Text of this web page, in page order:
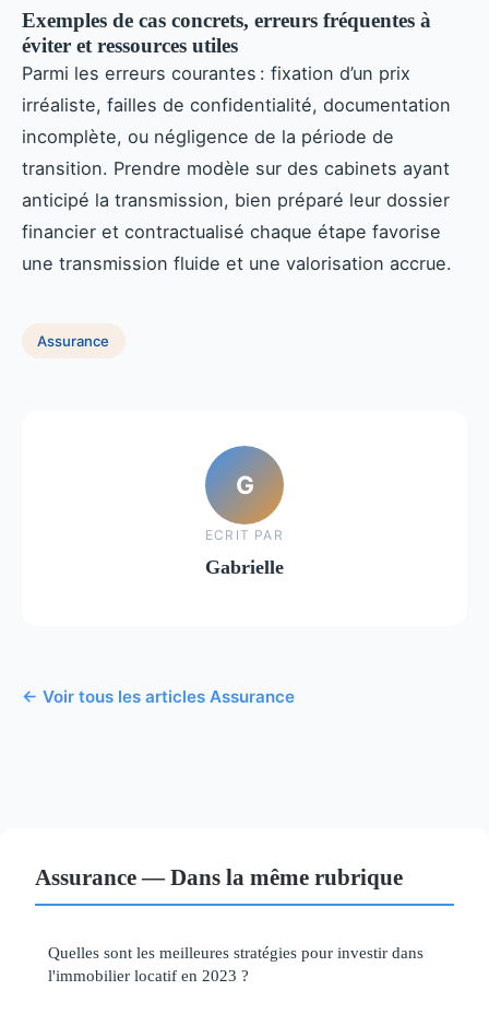
Exemples de cas concrets, erreurs fréquentes à
éviter et ressources utiles
Parmi les erreurs courantes : fixation d’un prix
irréaliste, failles de confidentialité, documentation
incomplète, ou négligence de la période de
transition. Prendre modèle sur des cabinets ayant
anticipé la transmission, bien préparé leur dossier
financier et contractualisé chaque étape favorise
une transmission fluide et une valorisation accrue.
Assurance
G
ECRIT PAR
Gabrielle
← Voir tous les articles Assurance
Assurance — Dans la même rubrique
Quelles sont les meilleures stratégies pour investir dans
l'immobilier locatif en 2023 ?